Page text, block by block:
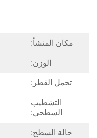
مكان المنشأ:
الوزن:
تحمل القطر:
التشطيب
السطحي:
حالة السطح: